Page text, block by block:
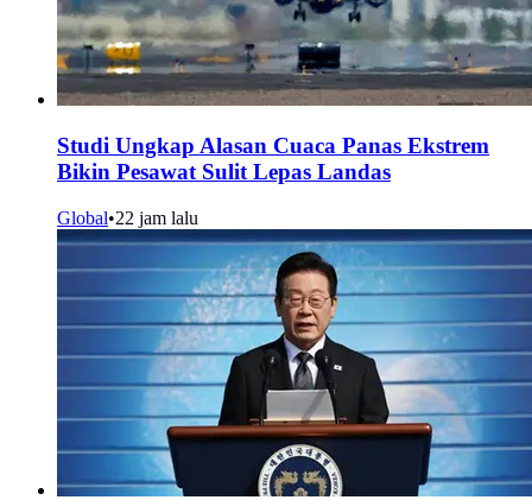
Studi Ungkap Alasan Cuaca Panas Ekstrem
Bikin Pesawat Sulit Lepas Landas
Global•22 jam lalu